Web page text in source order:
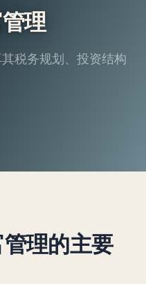
理
税务规划、投资结构
理的主要